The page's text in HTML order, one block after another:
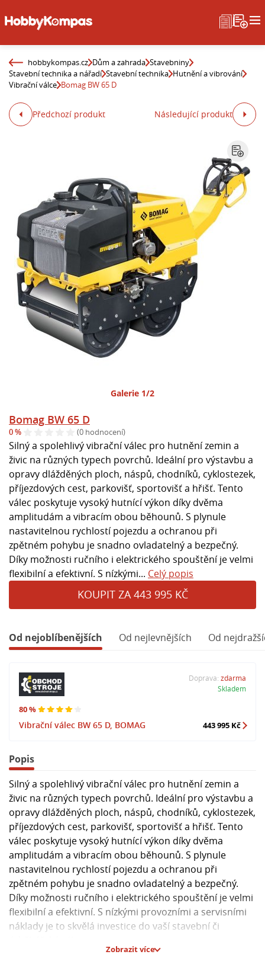
hobbykompas.cz Dům a zahrada Stavebniny
Stavební technika a nářadí Stavební technika Hutnění a vibrování
Vibrační válce Bomag BW 65 D
Předchozí produkt Následující produkt
Galerie 1/2
Bomag BW 65 D
0 % (0 hodnocení)
Silný a spolehlivý vibrační válec pro hutnění zemin a
živic na různých typech povrchů. Ideální pro výstavbu a
opravy dlážděných ploch, náspů, chodníků, cyklostezek,
příjezdových cest, parkovišť, sportovišť a hřišť. Tento
válec poskytuje vysoký hutnící výkon díky dvěma
amplitudám a vibracím obou běhounů. S plynule
nastavitelnou rychlostí pojezdu a ochranou při
zpětném pohybu je snadno ovladatelný a bezpečný.
Díky možnosti ručního i elektrického spouštění je velmi
flexibilní a efektivní. S nízkými... Celý popis
KOUPIT ZA 443 995 KČ
Od nejoblíbenějších Od nejlevnějších Od
80 %
Vibrační válec BW 65 D, BOMAG
Doprava: zdarma
Skladem
443 995 Kč
Popis
Silný a spolehlivý vibrační válec pro hutnění zemin a
živic na různých typech povrchů. Ideální pro výstavbu a
opravy dlážděných ploch, náspů, chodníků, cyklostezek,
příjezdových cest, parkovišť, sportovišť a hřišť. Tento
válec poskytuje vysoký hutnící výkon díky dvěma
amplitudám a vibracím obou běhounů. S plynule
nastavitelnou rychlostí pojezdu a ochranou při
zpětném pohybu je snadno ovladatelný a bezpečný.
Díky možnosti ručního i elektrického spouštění je velmi
flexibilní a efektivní. S nízkými provozními a servisními
náklady je to skvělá investice do vaší stavební či
Zobrazit více